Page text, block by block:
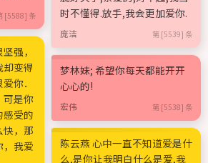
[5588] 条
强，
变得
你．
可是你
感受的
快，那
，我爱
时不懂得.放手,我会更加爱你.
庞洁 第 [5539] 条
梦林妹; 希望你每天都能开开
心心的!
宏伟 第 [5538] 条
陈云燕 心中一直不知道爱是什
么,是你让我明白什么是爱,我